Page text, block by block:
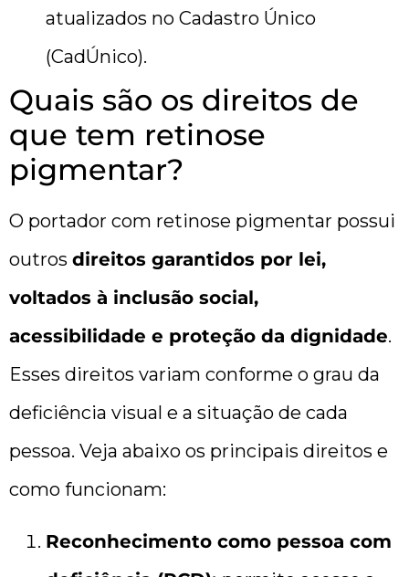
atualizados no Cadastro Único
(CadÚnico).
Quais são os direitos de
que tem retinose
pigmentar?
O portador com retinose pigmentar possui
outros direitos garantidos por lei,
voltados à inclusão social,
acessibilidade e proteção da dignidade.
Esses direitos variam conforme o grau da
deficiência visual e a situação de cada
pessoa. Veja abaixo os principais direitos e
como funcionam:
Reconhecimento como pessoa com